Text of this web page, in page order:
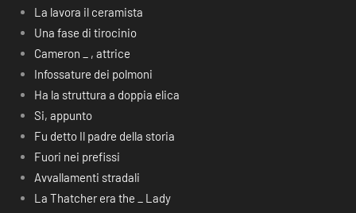
La lavora il ceramista
Una fase di tirocinio
Cameron _ , attrice
Infossature dei polmoni
Ha la struttura a doppia elica
Si, appunto
Fu detto Il padre della storia
Fuori nei prefissi
Avvallamenti stradali
La Thatcher era the _ Lady